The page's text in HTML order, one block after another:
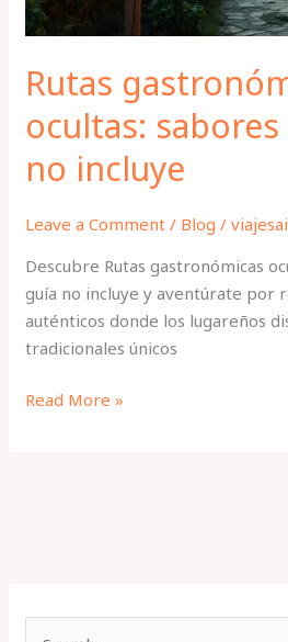
Rutas
ocultas:
no incluye
Leave a Comment / Blog /
Descubre Rutas gastronómicas
guía no incluye y aventúrate por
auténticos donde los lugareños
tradicionales únicos
incluye
Read More »